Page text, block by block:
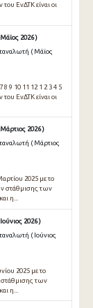
ΕνΔΤΚ είναι οι
2026 )
( Μάϊος
8 9 10 11 12 1 2 3 4 5
ΕνΔΤΚ είναι οι
2026 )
( Μάρτιος
2025 με το
στάθμισης των
η...
2026 )
( Ιούνιος
2025 με το
των
η...